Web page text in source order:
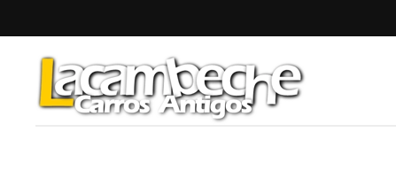
Skip to main content